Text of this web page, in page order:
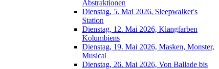
Abstraktionen
Dienstag, 5. Mai 2026, Sleepwalker's
Station
Dienstag, 12. Mai 2026, Klangfarben
Kolumbiens
Dienstag, 19. Mai 2026, Masken, Monster,
Musical
Dienstag, 26. Mai 2026, Von Ballade bis